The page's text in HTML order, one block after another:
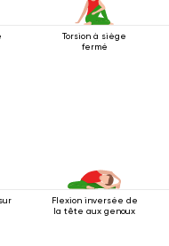
Torsion à siège
fermé
Flexion inversée de
la tête aux genoux